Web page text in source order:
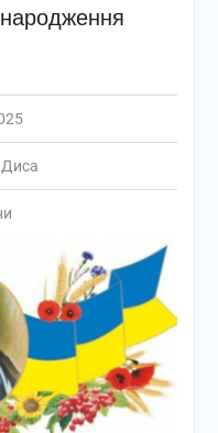
народження